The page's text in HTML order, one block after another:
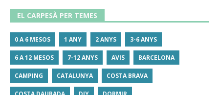
EL CARPESÀ PER TEMES
0 A 6 MESOS 1 ANY 2 ANYS 3-6 ANYS
6 A 12 MESOS 7-12 ANYS AVIS BARCELONA
CAMPING CATALUNYA COSTA BRAVA